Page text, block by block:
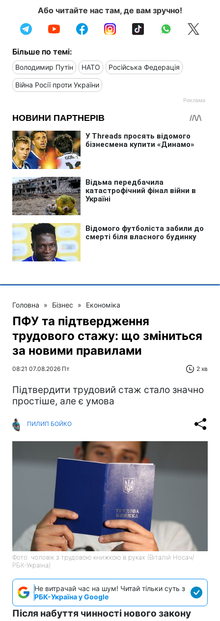
Або читайте нас там, де вам зручно!
Більше по темі:
Володимир Путін НАТО Російська Федерація
Війна Росії проти України
Головна » Бізнес » Економіка
ПФУ та підтвердження
трудового стажу: що зміниться
за новими правилами
08:21 07.08.2026 Пт 2 хв
Підтвердити трудовий стаж стало значно
простіше, але є умова
ПИЛИП БОЙКО
Фото: чоловік з трудовою книжкою в руках (Віталій Носач/
РБК-Україна)
Не витрачай час на шум! Читай тільки суть з
РБК-Україна у Google
Після набуття чинності нового закону